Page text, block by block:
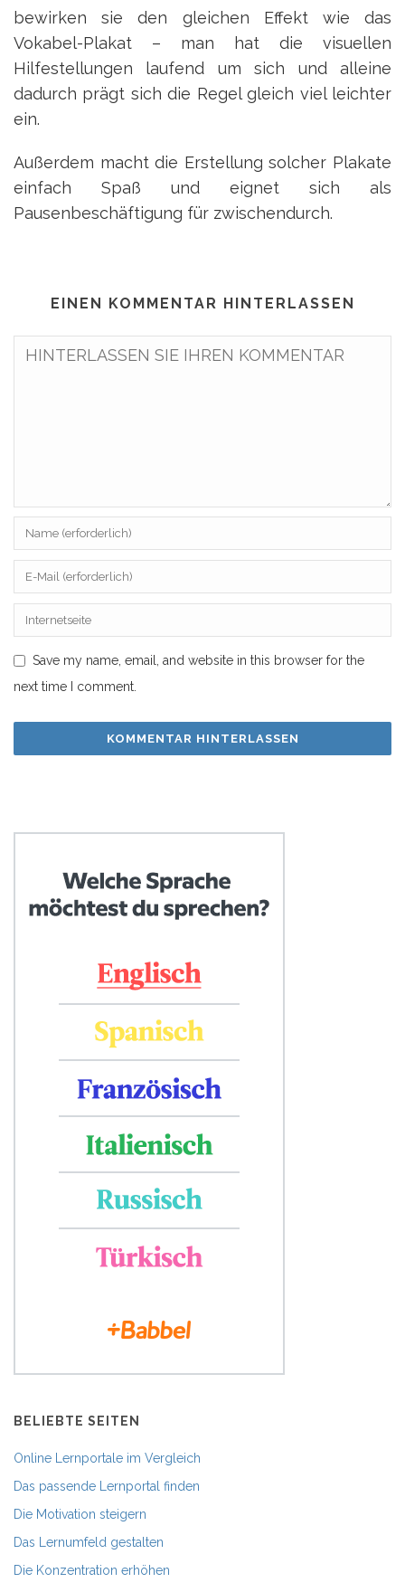
bewirken sie den gleichen Effekt wie das
Vokabel-Plakat – man hat die visuellen
Hilfestellungen laufend um sich und alleine
dadurch prägt sich die Regel gleich viel leichter
ein.
Außerdem macht die Erstellung solcher Plakate
einfach Spaß und eignet sich als
Pausenbeschäftigung für zwischendurch.
EINEN KOMMENTAR HINTERLASSEN
Save my name, email, and website in this browser for the
next time I comment.
BELIEBTE SEITEN
Online Lernportale im Vergleich
Das passende Lernportal finden
Die Motivation steigern
Das Lernumfeld gestalten
Die Konzentration erhöhen